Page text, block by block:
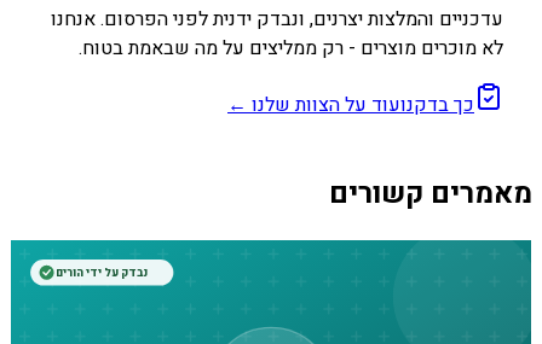
עדכניים והמלצות יצרנים, ונבדק ידנית לפני הפרסום. אנחנו
לא מוכרים מוצרים - רק ממליצים על מה שבאמת בטוח.
כך בדקנועוד על הצוות שלנו ←
מאמרים קשורים
נבדק על ידי הורים